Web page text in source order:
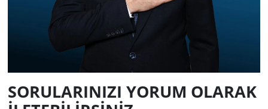
SORULARINIZI YORUM OLARAK